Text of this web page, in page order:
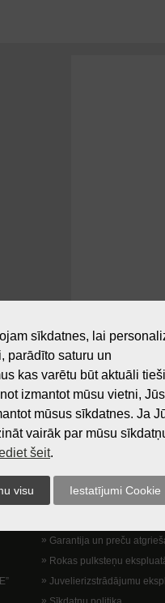
vieta
Lietošanas noteikumi
Kā nopirkt?
Lietošanas noteikumi
Garantija un preču
Rokas pulksteņu
Juvelierizstrādājumu
sīkdatnes, lai
parādīto saturu un
kas varētu būt aktuāli tieši
izmantot mūsu vietni, Jūs
mūsus sīkdatnes. Ja
vairāk par mūsu
šeit.